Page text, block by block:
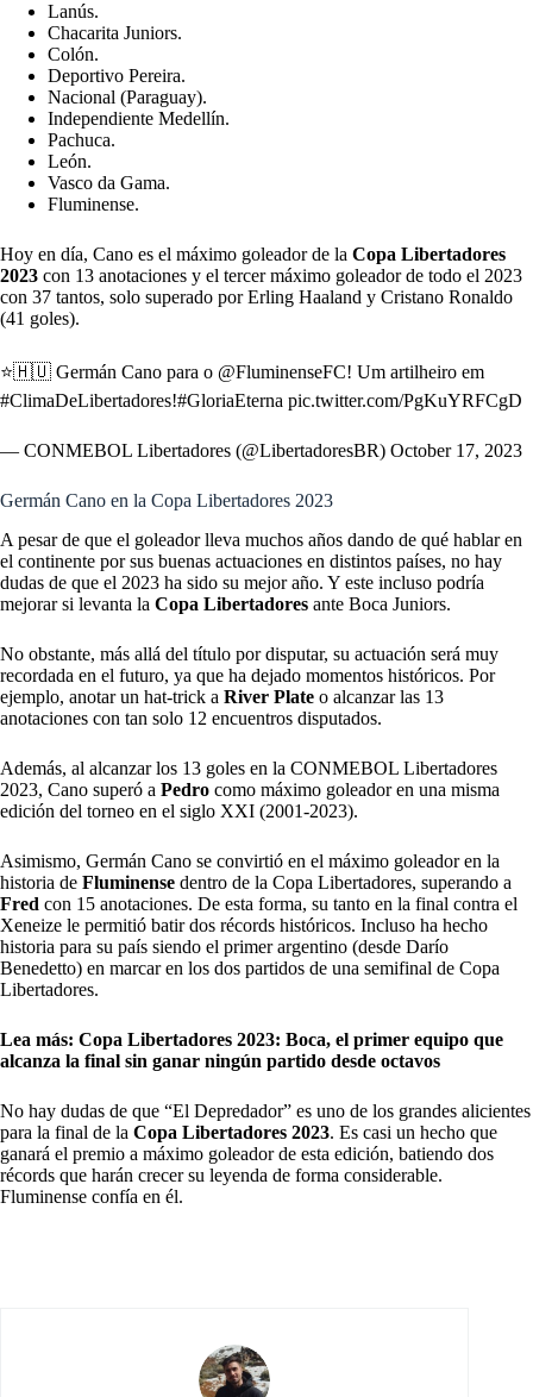
Lanús.
Chacarita Juniors.
Colón.
Deportivo Pereira.
Nacional (Paraguay).
Independiente Medellín.
Pachuca.
León.
Vasco da Gama.
Fluminense.
Hoy en día, Cano es el máximo goleador de la Copa Libertadores
2023 con 13 anotaciones y el tercer máximo goleador de todo el 2023
con 37 tantos, solo superado por Erling Haaland y Cristano Ronaldo
(41 goles).
⭐🇭🇺 Germán Cano para o @FluminenseFC! Um artilheiro em
#ClimaDeLibertadores!#GloriaEterna pic.twitter.com/PgKuYRFCgD
— CONMEBOL Libertadores (@LibertadoresBR) October 17, 2023
Germán Cano en la Copa Libertadores 2023
A pesar de que el goleador lleva muchos años dando de qué hablar en
el continente por sus buenas actuaciones en distintos países, no hay
dudas de que el 2023 ha sido su mejor año. Y este incluso podría
mejorar si levanta la Copa Libertadores ante Boca Juniors.
No obstante, más allá del título por disputar, su actuación será muy
recordada en el futuro, ya que ha dejado momentos históricos. Por
ejemplo, anotar un hat-trick a River Plate o alcanzar las 13
anotaciones con tan solo 12 encuentros disputados.
Además, al alcanzar los 13 goles en la CONMEBOL Libertadores
2023, Cano superó a Pedro como máximo goleador en una misma
edición del torneo en el siglo XXI (2001-2023).
Asimismo, Germán Cano se convirtió en el máximo goleador en la
historia de Fluminense dentro de la Copa Libertadores, superando a
Fred con 15 anotaciones. De esta forma, su tanto en la final contra el
Xeneize le permitió batir dos récords históricos. Incluso ha hecho
historia para su país siendo el primer argentino (desde Darío
Benedetto) en marcar en los dos partidos de una semifinal de Copa
Libertadores.
Lea más: Copa Libertadores 2023: Boca, el primer equipo que
alcanza la final sin ganar ningún partido desde octavos
No hay dudas de que “El Depredador” es uno de los grandes alicientes
para la final de la Copa Libertadores 2023. Es casi un hecho que
ganará el premio a máximo goleador de esta edición, batiendo dos
récords que harán crecer su leyenda de forma considerable.
Fluminense confía en él.